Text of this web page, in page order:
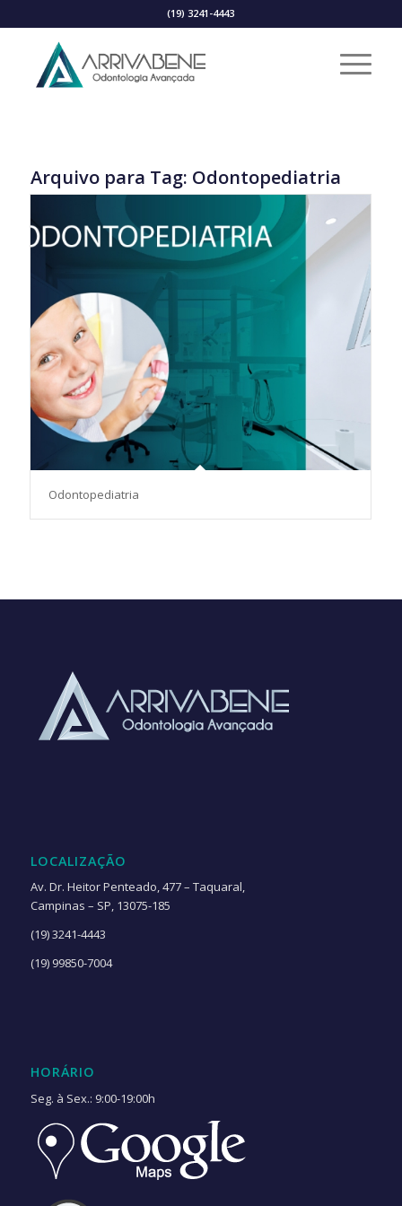
(19) 3241-4443
Arquivo para Tag: Odontopediatria
Odontopediatria
LOCALIZAÇÃO
Av. Dr. Heitor Penteado, 477 – Taquaral,
Campinas – SP, 13075-185
(19) 3241-4443
(19) 99850-7004
HORÁRIO
Seg. à Sex.: 9:00-19:00h